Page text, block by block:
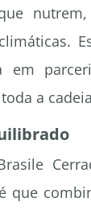
em
a